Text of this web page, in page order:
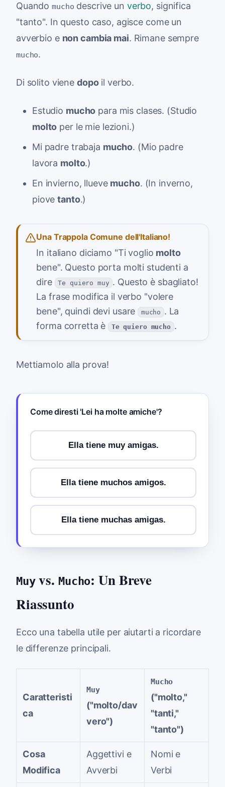
Quandomucho descrive un verbo, significa
"tanto". In questo caso, agisce come un
avverbio e non cambia mai. Rimane sempre
mucho.
Di solito viene dopoil verbo.
Estudio mucho para mis clases. (Studio
molto per le mie lezioni.)
Mi padre trabaja mucho. (Mio padre
lavora molto.)
En invierno, llueve mucho. (In inverno,
piovetanto.)
Una Trappola Comune dell'Italiano!
In italiano diciamo "Ti voglio molto
bene". Questo porta molti studenti a
dire
Te quiero muy . Questo è sbagliato!
La frase modifica il verbo "volere
bene", quindi devi usare mucho . La
forma corretta è Te quiero mucho .
Mettiamolo alla prova!
Come diresti 'Lei ha molte amiche'?
Ella tiene muy amigas.
Ella tiene muchos amigos.
Ella tiene muchas amigas.
Muyvs. Mucho: Un Breve
Riassunto
Ecco una tabella utile per aiutarti a ricordare
le differenze principali.
Caratteristi
ca
Muy
("molto/dav
vero")
Mucho
("molto,"
"tanti,"
"tanto")
Cosa
Modifica
Aggettivi e
Avverbi
Nomi e
Verbi